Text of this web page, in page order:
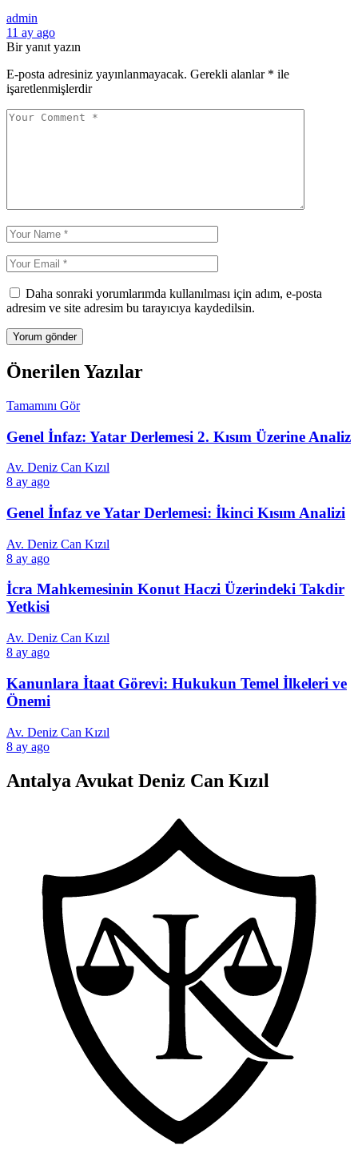
admin
11 ay ago
Bir yanıt yazın
E-posta adresiniz yayınlanmayacak. Gerekli alanlar * ile
işaretlenmişlerdir
Daha sonraki yorumlarımda kullanılması için adım, e-posta
adresim ve site adresim bu tarayıcıya kaydedilsin.
Önerilen Yazılar
Tamamını Gör
Genel İnfaz: Yatar Derlemesi 2. Kısım Üzerine Analiz
Av. Deniz Can Kızıl
8 ay ago
Genel İnfaz ve Yatar Derlemesi: İkinci Kısım Analizi
Av. Deniz Can Kızıl
8 ay ago
İcra Mahkemesinin Konut Haczi Üzerindeki Takdir
Yetkisi
Av. Deniz Can Kızıl
8 ay ago
Kanunlara İtaat Görevi: Hukukun Temel İlkeleri ve
Önemi
Av. Deniz Can Kızıl
8 ay ago
Antalya Avukat Deniz Can Kızıl